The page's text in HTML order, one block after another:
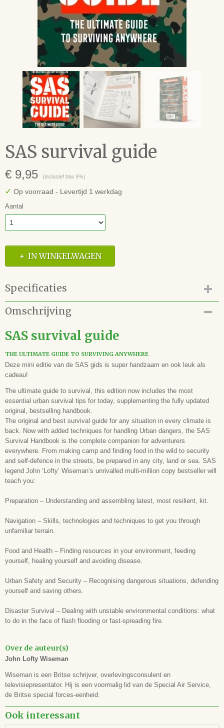
SAS survival guide
€ 9,95 (inclusief btw 9%)
✓ Op voorraad - Levertijd 1 werkdag
Aantal
IN WINKELWAGEN
Specificaties
Productcode
42.123.005
9780008133788
Auteur(s)
John Lofty Wiseman
Illustrator(en)
Vertaling
-
Uitgever
Harper Collins Publishers
Samenwerking
-
Druk
11e
Uitvoering
Aantal bladzijden
Formaat
ISBN
9780008133788
-
Omschrijving
SAS survival guide
THE ULTIMATE GUIDE TO SURVIVING ANYWHERE
Deze mini editie van de SAS gids is super handzaam en ook leuk als
cadeau!
The ultimate guide to survival, this edition now includes the most
essential urban survival tips for today, supplementing the fully updated
original, bestselling handbook.
The original and best survival guide for any situation in every climate is
back. Now with added techniques for handling Urban dangers, the SAS
Survival Handbook is the complete companion for adventurers
everywhere. From making camp and finding food in the wild to security
and self-defence in the streets, be prepared in any city, land or sea. SAS
legend John ‘Lofty’ Wiseman’s unrivalled multi-million copy bestseller will
teach you:
Preparation – Understanding and assembling latest, most resilient, kit.
Navigation – Skills, technologies and techniques to get you through
unfamiliar terrain.
Food and Health – Finding resources in your environment, feeding
yourself, healing yourself and avoiding disease.
Urban Safety and Security – Recognising dangerous situations, defending
yourself and saving others.
Disaster Survival – Dealing with unstable environmental conditions: what
to do in the face of flash flooding or fast-spreading fire.
Over de auteur(s)
John Lofty Wiseman
Wiseman is een Britse schrijver, overlevingsconsulent en
televisiepresentator. Hij is een voormalig lid van de Special Air Service,
de Britse special forces-eenheid.
Ook interessant